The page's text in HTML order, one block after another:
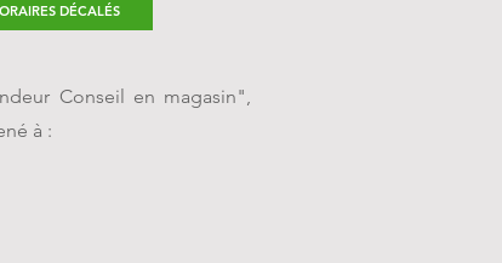
DÉCALÉS
Conseil en magasin",
à :